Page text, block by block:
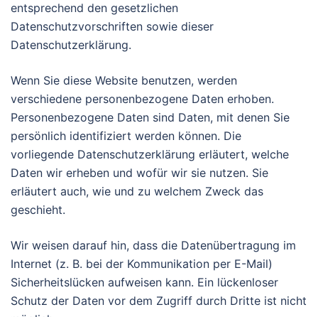
entsprechend den gesetzlichen
Datenschutzvorschriften sowie dieser
Datenschutzerklärung.
Wenn Sie diese Website benutzen, werden
verschiedene personenbezogene Daten erhoben.
Personenbezogene Daten sind Daten, mit denen Sie
persönlich identifiziert werden können. Die
vorliegende Datenschutzerklärung erläutert, welche
Daten wir erheben und wofür wir sie nutzen. Sie
erläutert auch, wie und zu welchem Zweck das
geschieht.
Wir weisen darauf hin, dass die Datenübertragung im
Internet (z. B. bei der Kommunikation per E-Mail)
Sicherheitslücken aufweisen kann. Ein lückenloser
Schutz der Daten vor dem Zugriff durch Dritte ist nicht